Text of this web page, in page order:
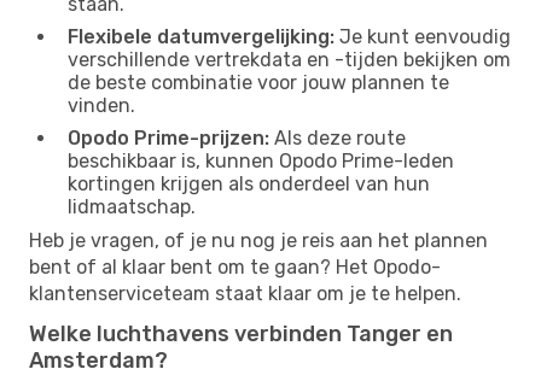
Flexibele datumvergelijking: Je kunt eenvoudig
verschillende vertrekdata en -tijden bekijken om
de beste combinatie voor jouw plannen te
vinden.
Opodo Prime-prijzen: Als deze route
beschikbaar is, kunnen Opodo Prime-leden
kortingen krijgen als onderdeel van hun
lidmaatschap.
Heb je vragen, of je nu nog je reis aan het plannen
bent of al klaar bent om te gaan? Het Opodo-
klantenserviceteam staat klaar om je te helpen.
Welke luchthavens verbinden Tanger en
Amsterdam?